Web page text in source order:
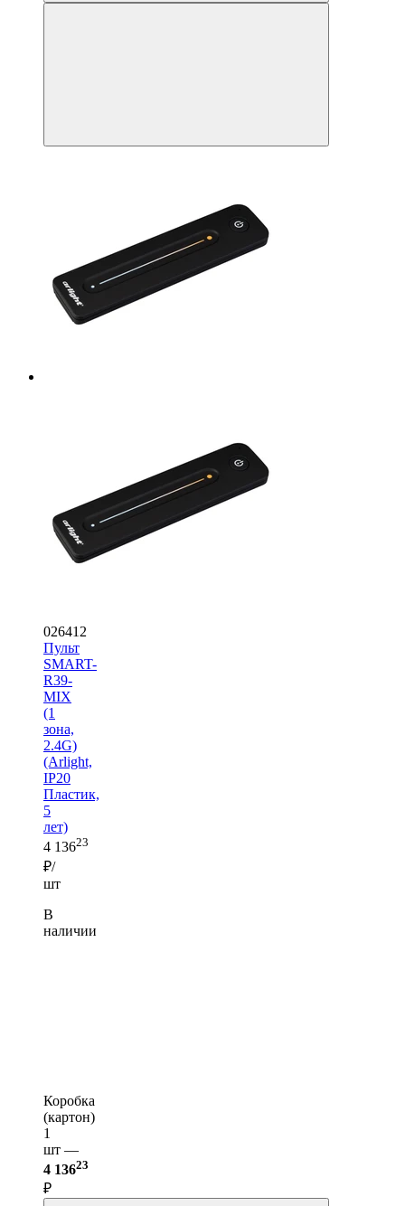
026412
Пульт
SMART-
R39-
MIX
(1
зона,
2.4G)
(Arlight,
IP20
Пластик,
5
лет)
4 13623
₽/
шт
В
наличии
Коробка
(картон)
1
шт —
4 13623
₽